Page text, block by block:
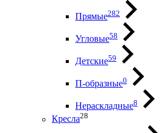
Прямые282
Угловые58
Детские59
П-образные0
Нераскладные8
Кресла28